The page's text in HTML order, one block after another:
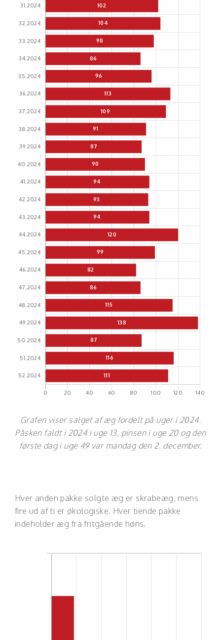
Grafen viser salget af æg fordelt på uger i 2024.
Påsken faldt i 2024 i uge 13, pinsen i uge 20 og den
første dag i uge 49 var mandag den 2. december.
Hver anden pakke solgte æg er skrabeæg, mens
fire ud af ti er økologiske. Hver tiende pakke
indeholder æg fra fritgående høns.